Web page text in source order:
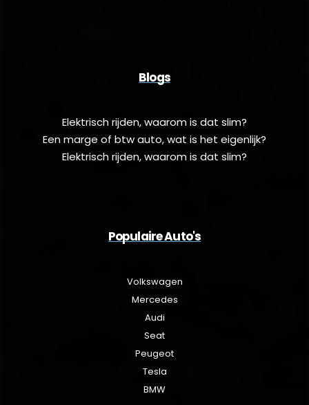
Blogs
Elektrisch rijden, waarom is dat slim?
Een marge of btw auto, wat is het eigenlijk?
Elektrisch rijden, waarom is dat slim?
Populaire Auto's
Volkswagen
Mercedes
Audi
Seat
Peugeot
Tesla
BMW